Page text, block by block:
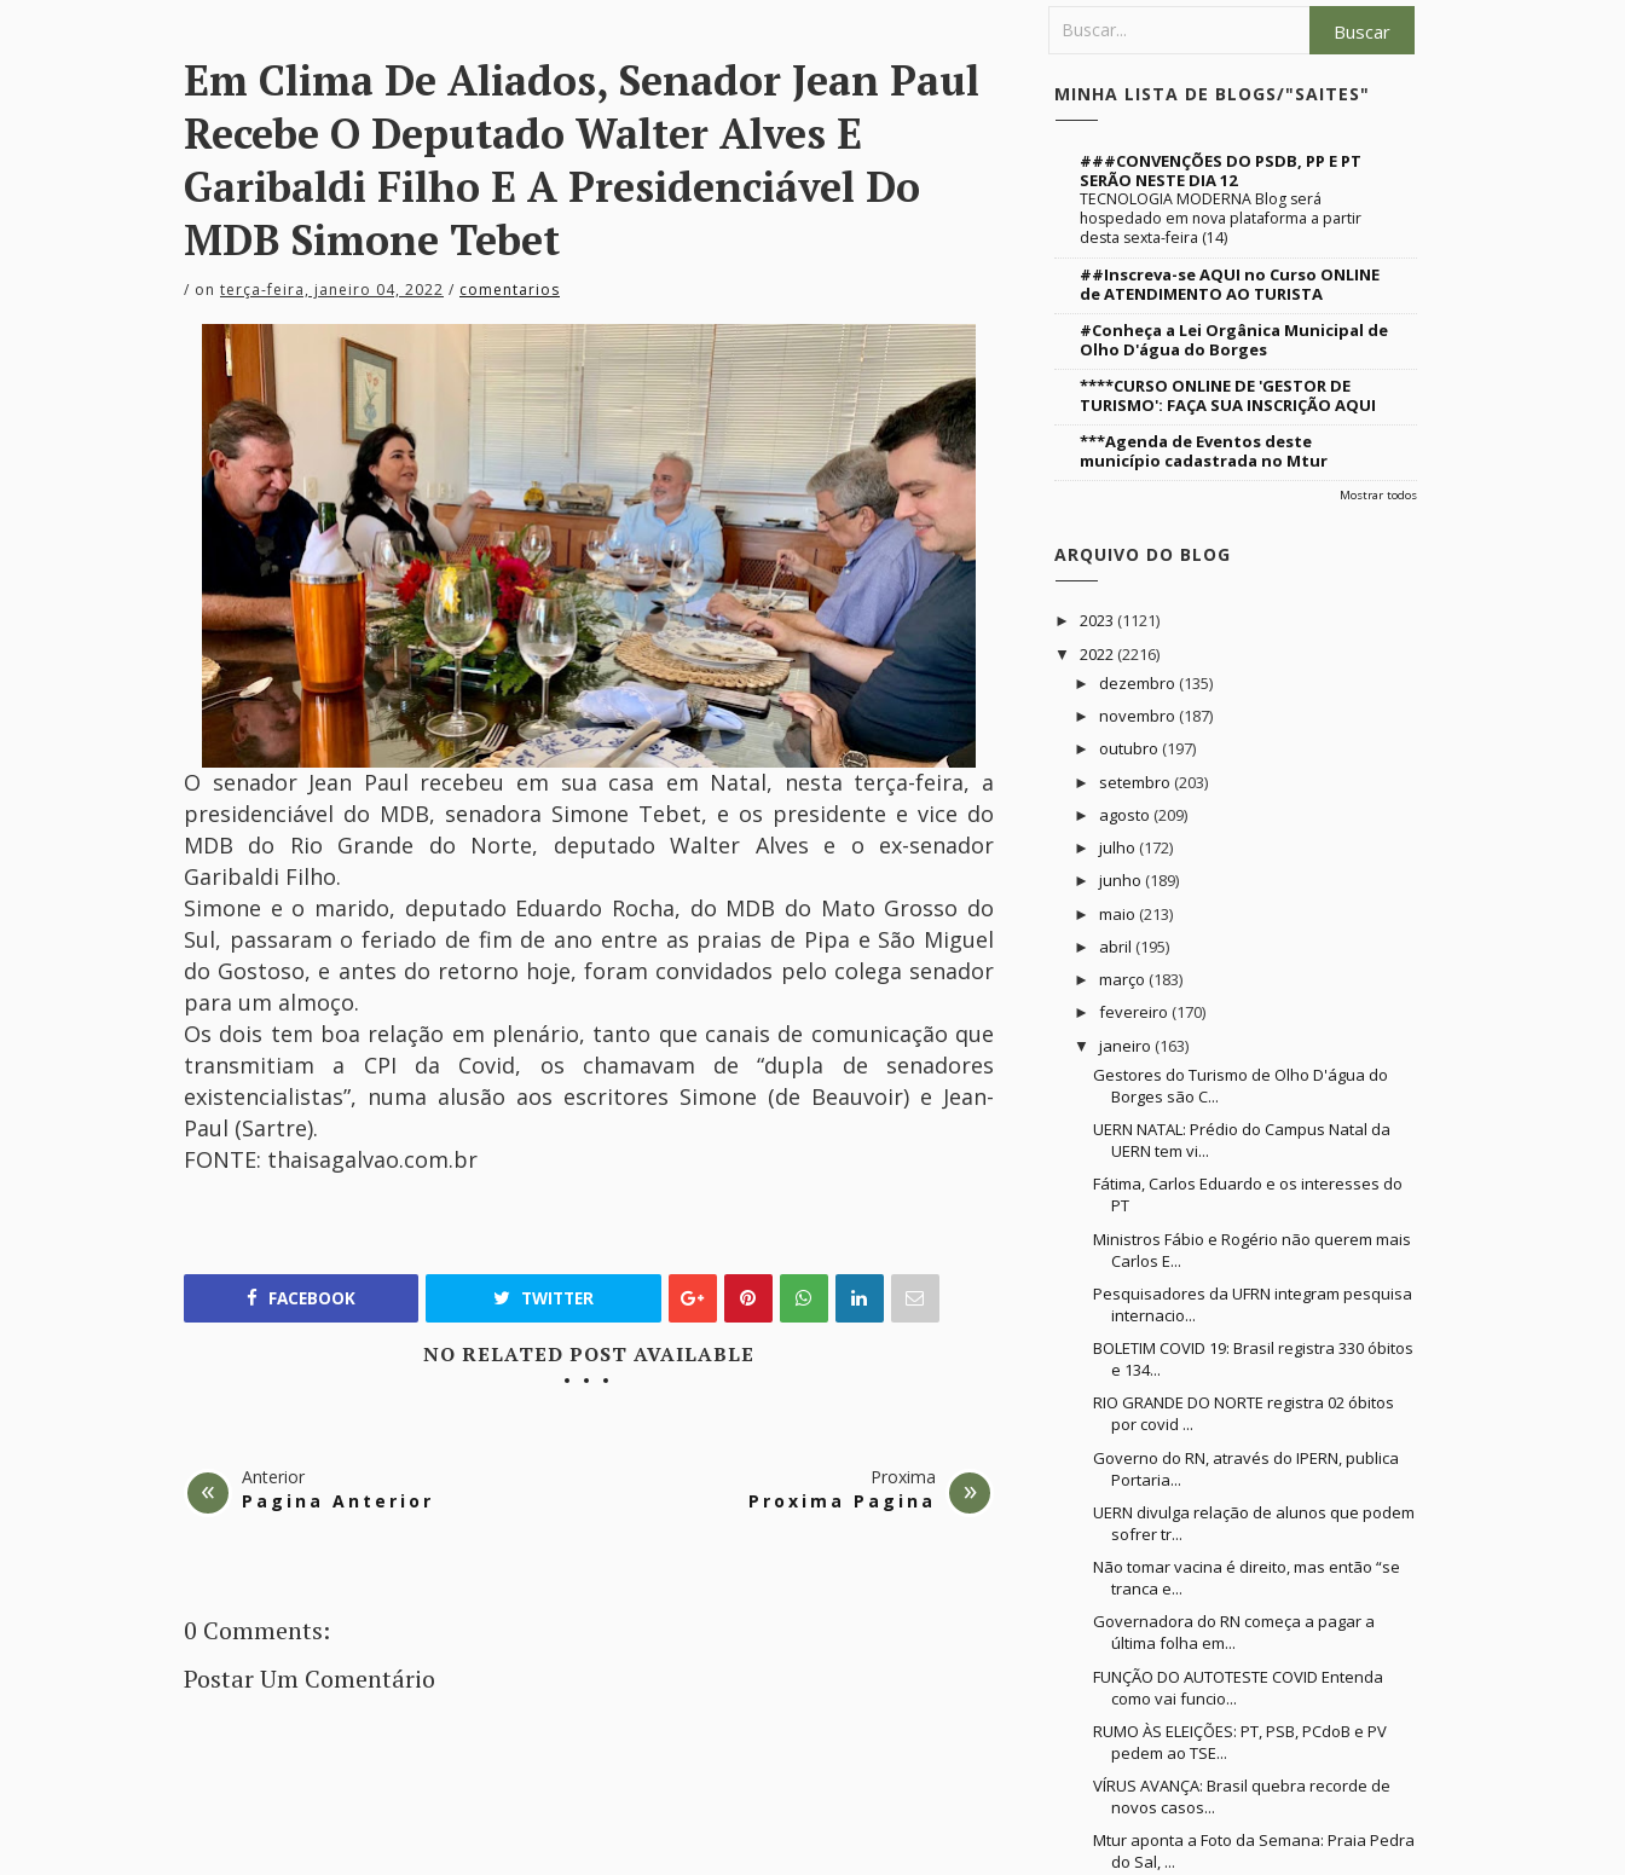
Em Clima De Aliados, Senador Jean Paul
Recebe O Deputado Walter Alves E
Garibaldi Filho E A Presidenciável Do
MDB Simone Tebet
/ on terça-feira, janeiro 04, 2022 / comentarios
O senador Jean Paul recebeu em sua casa em Natal, nesta terça-feira, a
presidenciável do MDB, senadora Simone Tebet, e os presidente e vice do
MDB do Rio Grande do Norte, deputado Walter Alves e o ex-senador
Garibaldi Filho.
Simone e o marido, deputado Eduardo Rocha, do MDB do Mato Grosso do
Sul, passaram o feriado de fim de ano entre as praias de Pipa e São Miguel
do Gostoso, e antes do retorno hoje, foram convidados pelo colega senador
para um almoço.
Os dois tem boa relação em plenário, tanto que canais de comunicação que
transmitiam a CPI da Covid, os chamavam de “dupla de senadores
existencialistas”, numa alusão aos escritores Simone (de Beauvoir) e Jean-
Paul (Sartre).
FONTE: thaisagalvao.com.br
FACEBOOK TWITTER
NO RELATED POST AVAILABLE
Anterior
Pagina Anterior
Proxima
Proxima Pagina
0 Comments:
Postar Um Comentário
MINHA LISTA DE BLOGS/"SAITES"
###CONVENÇÕES DO PSDB, PP E PT
SERÃO NESTE DIA 12
TECNOLOGIA MODERNA Blog será
hospedado em nova plataforma a partir
desta sexta-feira (14)
##Inscreva-se AQUI no Curso ONLINE
de ATENDIMENTO AO TURISTA
#Conheça a Lei Orgânica Municipal de
Olho D'água do Borges
****CURSO ONLINE DE 'GESTOR DE
TURISMO': FAÇA SUA INSCRIÇÃO AQUI
***Agenda de Eventos deste
município cadastrada no Mtur
Mostrar todos
ARQUIVO DO BLOG
► 2023 (1121)
▼ 2022 (2216)
► dezembro (135)
► novembro (187)
► outubro (197)
► setembro (203)
► agosto (209)
► julho (172)
► junho (189)
► maio (213)
► abril (195)
► março (183)
► fevereiro (170)
▼ janeiro (163)
Gestores do Turismo de Olho D'água do
Borges são C...
UERN NATAL: Prédio do Campus Natal da
UERN tem vi...
Fátima, Carlos Eduardo e os interesses do
PT
Ministros Fábio e Rogério não querem mais
Carlos E...
Pesquisadores da UFRN integram pesquisa
internacio...
BOLETIM COVID 19: Brasil registra 330 óbitos
e 134...
RIO GRANDE DO NORTE registra 02 óbitos
por covid ...
Governo do RN, através do IPERN, publica
Portaria...
UERN divulga relação de alunos que podem
sofrer tr...
Não tomar vacina é direito, mas então “se
tranca e...
Governadora do RN começa a pagar a
última folha em...
FUNÇÃO DO AUTOTESTE COVID Entenda
como vai funcio...
RUMO ÀS ELEIÇÕES: PT, PSB, PCdoB e PV
pedem ao TSE...
VÍRUS AVANÇA: Brasil quebra recorde de
novos casos...
Mtur aponta a Foto da Semana: Praia Pedra
do Sal, ...